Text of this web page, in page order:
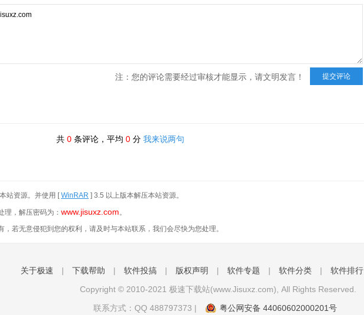
注：您的评论需要经过审核才能显示，请文明发言！
共 0 条评论，平均 0 分 我来说两句
站资源。并使用 [ WinRAR ] 3.5 以上版本解压本站资源。
理，解压密码为： www.jisuxz.com 。
若无意侵犯到您的权利，请及时与本站联系，我们会尽快为您处理。
关于极速 | 下载帮助 | 软件投搞 | 版权声明 | 软件专题 | 软件分类 | 软件排行
Copyright © 2010-2021 极速下载站(www.Jisuxz.com), All Rights Reserved.
联系方式：QQ 488797373 | 粤公网安备 44060602000201号